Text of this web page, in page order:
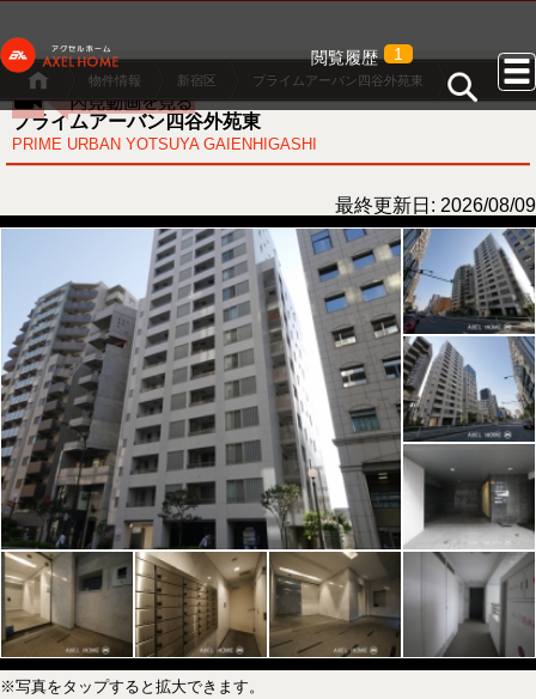
閲覧履歴 1
物件情報 新宿区 プライムアーバン四谷外苑東
プライムアーバン四谷外苑東
PRIME URBAN YOTSUYA GAIENHIGASHI
最終更新日: 2026/08/09
※写真をタップすると拡大できます。